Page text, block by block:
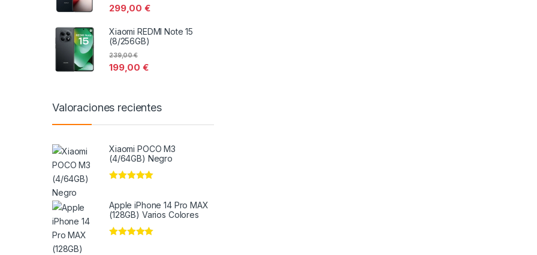
299,00€
Xiaomi REDMI Note 15
(8/256GB)
199,00€
239,00€
Valoraciones recientes
Xiaomi POCO M3
(4/64GB) Negro
Apple iPhone 14 Pro MAX
(128GB) Varios Colores